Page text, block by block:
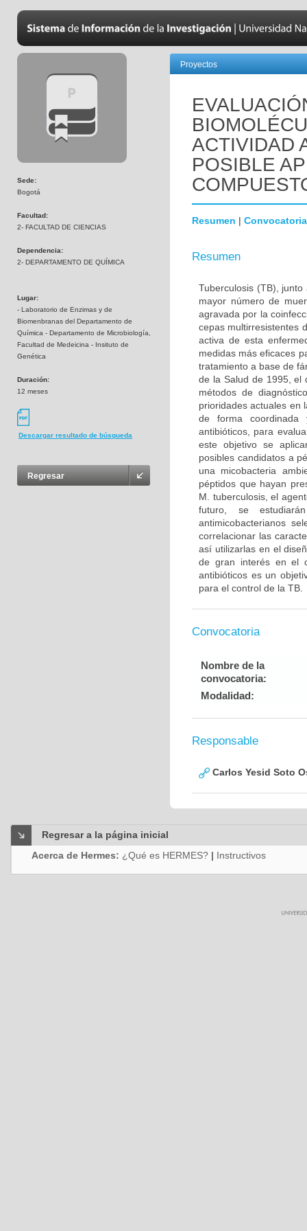
Sede:
Bogotá
Facultad:
2- FACULTAD DE CIENCIAS
Dependencia:
2- DEPARTAMENTO DE QUÍMICA
Lugar:
- Laboratorio de Enzimas y de
Biomenbranas del Departamento de
Química - Departamento de Microbiología,
Facultad de Medeicina - Insituto de
Genética
Duración:
12 meses
Descargar resultado de búsqueda
Regresar
Proyectos
ACTIVIDAD
POSIBLE
Resumen | Convocatoria
Resumen
Tuberculosis (TB),
mayor número de
agravada por la
cepas multirresistentes
activa de esta
medidas más eficaces
tratamiento a base de
de la Salud de 1995, el
métodos de
prioridades actuales en
de forma coordinada
antibióticos, para
este objetivo se
posibles candidatos a
una micobacteria
péptidos que hayan
M. tuberculosis, el
futuro, se
antimicobacterianos
correlacionar las
así utilizarlas en el
de gran interés en el
antibióticos es un
para el control de la TB.
Convocatoria
Nombre de la
convocatoria:
Modalidad:
Responsable
Carlos Yesid Soto
Regresar a la página inicial
Acerca de Hermes: ¿Qué es HERMES? | Instructivos